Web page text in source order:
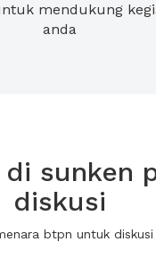
mendukung
anda
diskusi
btpn untuk